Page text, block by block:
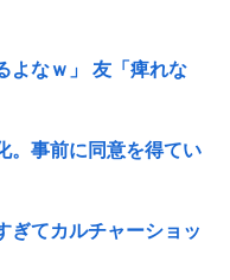
よなｗ」 友「痺れな
。事前に同意を得てい
ぎてカルチャーショッ